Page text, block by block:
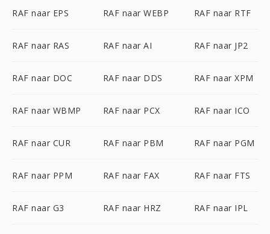
RAF naar EPS RAF naar WEBP RAF naar RTF
RAF naar RAS RAF naar AI RAF naar JP2
RAF naar DOC RAF naar DDS RAF naar XPM
RAF naar WBMP RAF naar PCX RAF naar ICO
RAF naar CUR RAF naar PBM RAF naar PGM
RAF naar PPM RAF naar FAX RAF naar FTS
RAF naar G3 RAF naar HRZ RAF naar IPL